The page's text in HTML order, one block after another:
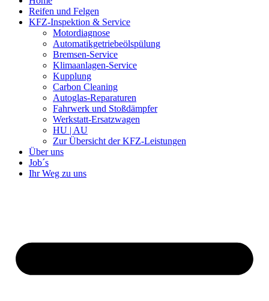
Reifen und Felgen
KFZ-Inspektion & Service
Motordiagnose
Automatikgetriebeölspülung
Bremsen-Service
Klimaanlagen-Service
Kupplung
Carbon Cleaning
Autoglas-Reparaturen
Fahrwerk und Stoßdämpfer
Werkstatt-Ersatzwagen
HU | AU
Zur Übersicht der KFZ-Leistungen
Über uns
Job´s
Ihr Weg zu uns